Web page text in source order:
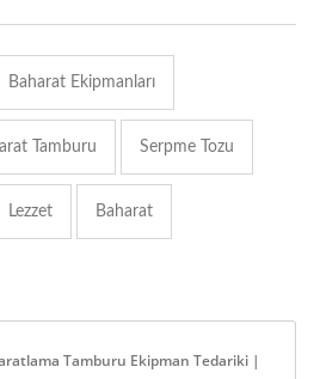
Baharat Ekipmanları
Tamburu Serpme Tozu
Lezzet Baharat
Tamburu Ekipman Tedariki |